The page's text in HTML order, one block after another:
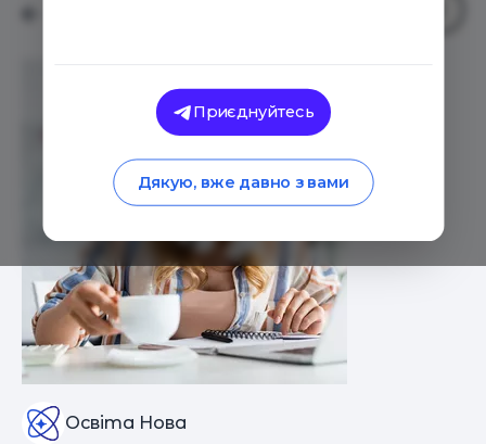
Освіта Нова
Приєднуйтесь
Дякую, вже давно з вами